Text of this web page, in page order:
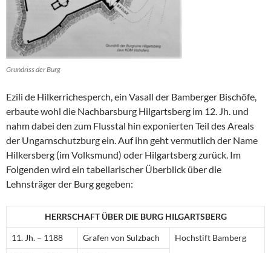
Grundriss der Burg
Ezili de Hilkerrichesperch, ein Vasall der Bamberger Bischöfe,
erbaute wohl die Nachbarsburg Hilgartsberg im 12. Jh. und
nahm dabei den zum Flusstal hin exponierten Teil des Areals
der Ungarnschutzburg ein. Auf ihn geht vermutlich der Name
Hilkersberg (im Volksmund) oder Hilgartsberg zurück. Im
Folgenden wird ein tabellarischer Überblick über die
Lehnsträger der Burg gegeben:
HERRSCHAFT ÜBER DIE BURG HILGARTSBERG
11. Jh. – 1188 Grafen von Sulzbach Hochstift Bamberg